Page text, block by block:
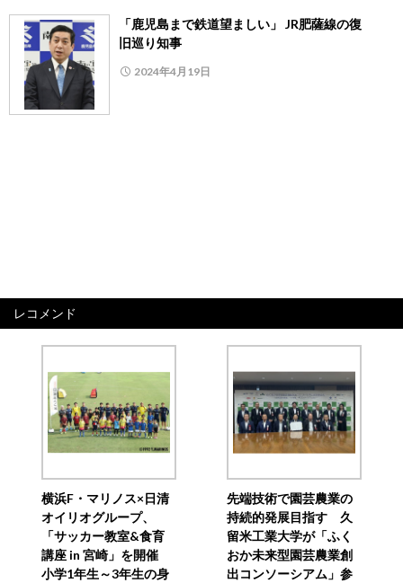
「鹿児島まで鉄道望ましい」 JR肥薩線の復
旧巡り知事
2024年4月19日
レコメンド
横浜F・マリノス×日清
オイリオグループ、
「サッカー教室&食育
講座 in 宮崎」を開催
小学1年生～3年生の身
先端技術で園芸農業の
持続的発展目指す 久
留米工業大学が「ふく
おか未来型園芸農業創
出コンソーシアム」参